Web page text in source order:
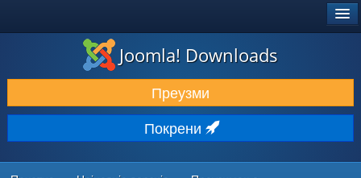
ПРЕУЗИМАЊЕ И ПРОШИРЕЊА (ЕКСТЕНЗИЈЕ)
ОТКРИЈТЕ И НАУЧИТЕ
ЗАЈЕДНИЦА И ПОДРШКА
РЕСУРСИ ЗА РАЗВОЈ
Joomla! Downloads
Преузми
Покрени